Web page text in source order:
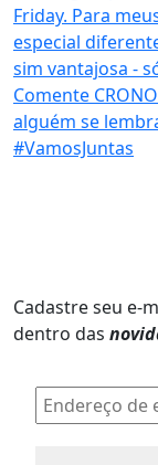
Cadastre seu e-
dentro das